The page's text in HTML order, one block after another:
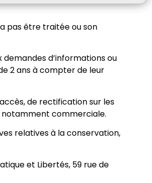
pas être traitée ou son
demandes d’informations ou
2 ans à compter de leur
de rectification sur les
notamment commerciale.
relatives à la conservation,
et Libertés, 59 rue de